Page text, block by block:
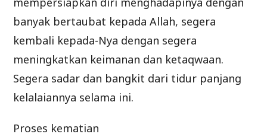
banyak bertaubat kepada Allah, segera
kembali kepada-Nya dengan segera
meningkatkan keimanan dan ketaqwaan.
Segera sadar dan bangkit dari tidur panjang
kelalaiannya selama ini.
Proses kematian